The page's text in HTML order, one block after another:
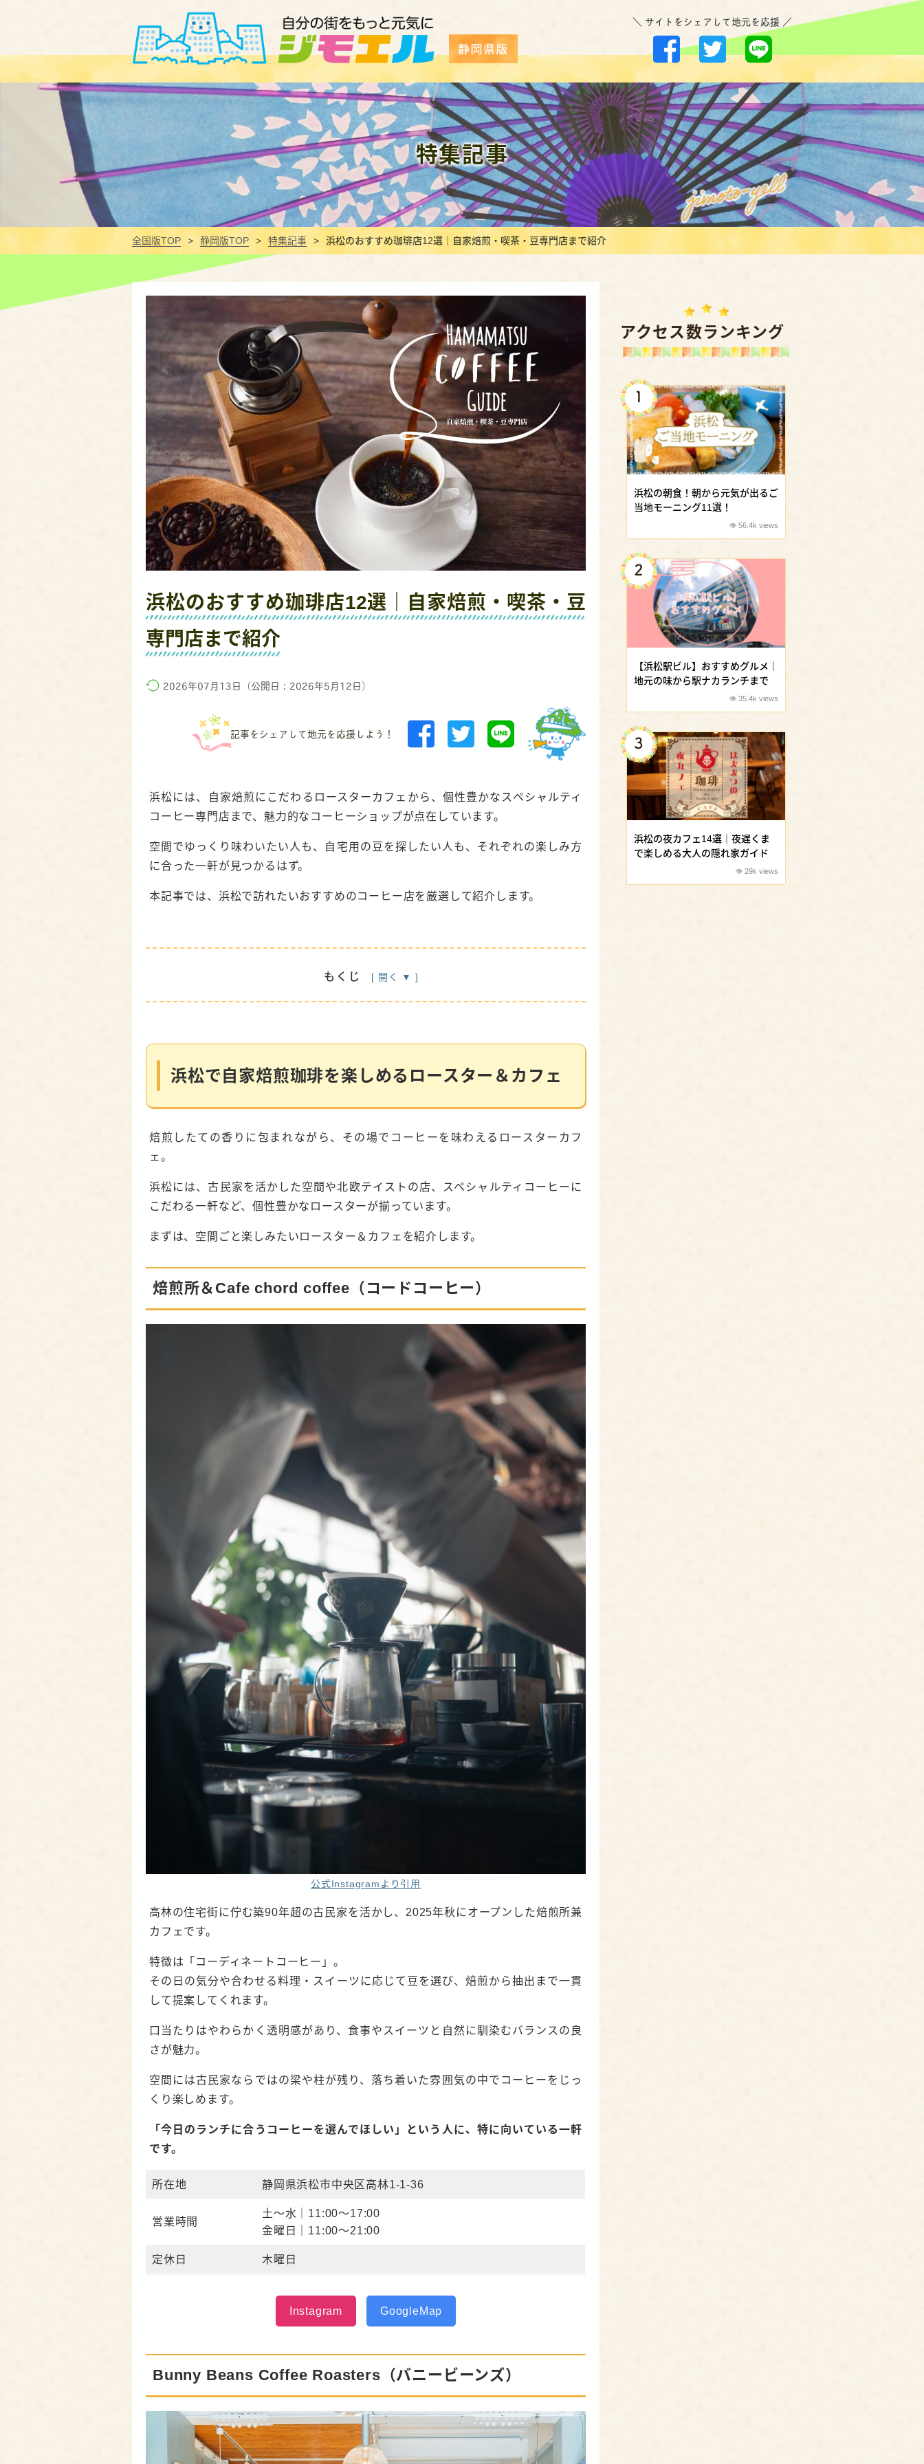
＼ サイトをシェアして地元を応援 ／
特集記事
全国版TOP 静岡版TOP 特集記事 浜松のおすすめ珈琲店12選｜自家焙煎・喫茶・豆専門店まで紹介
浜松のおすすめ珈琲店12選｜自家焙煎・喫茶・豆
専門店まで紹介
2026年07月13日（公開日：2026年5月12日）
記事をシェアして地元を応援しよう！
浜松には、自家焙煎にこだわるロースターカフェから、個性豊かなスペシャルティ
コーヒー専門店まで、魅力的なコーヒーショップが点在しています。
空間でゆっくり味わいたい人も、自宅用の豆を探したい人も、それぞれの楽しみ方
に合った一軒が見つかるはず。
本記事では、浜松で訪れたいおすすめのコーヒー店を厳選して紹介します。
もくじ
焙煎所＆Cafe chord coffee（コードコーヒー）
Bunny Beans Coffee Roasters（バニービーンズ）
自家焙煎珈琲店 まるたけ堂珈琲
浜松で珈琲豆を買いたい人におすすめの専門店
スペシャルティコーヒー専門店 香茶屋
焙煎屋
くらや珈琲店
Fourth dimension coffee（フォースディメンション）
TRANSIT COFFEE ROASTERS 卸本町店（トランジット）
まとめ｜浜松でお気に入りの珈琲店を見つけよう
浜松で自家焙煎珈琲を楽しめるロースター＆カフェ
焙煎したての香りに包まれながら、その場でコーヒーを味わえるロースターカフ
ェ。
浜松には、古民家を活かした空間や北欧テイストの店、スペシャルティコーヒーに
こだわる一軒など、個性豊かなロースターが揃っています。
まずは、空間ごと楽しみたいロースター＆カフェを紹介します。
焙煎所＆Cafe chord coffee（コードコーヒー）
公式Instagramより引用
高林の住宅街に佇む築90年超の古民家を活かし、2025年秋にオープンした焙煎所兼
カフェです。
特徴は「コーディネートコーヒー」。
その日の気分や合わせる料理・スイーツに応じて豆を選び、焙煎から抽出まで一貫
して提案してくれます。
口当たりはやわらかく透明感があり、食事やスイーツと自然に馴染むバランスの良
さが魅力。
空間には古民家ならではの梁や柱が残り、落ち着いた雰囲気の中でコーヒーをじっ
くり楽しめます。
「今日のランチに合うコーヒーを選んでほしい」という人に、特に向いている一軒
です。
所在地 静岡県浜松市中央区高林1-1-36
営業時間
土～水｜11:00～17:00
金曜日｜11:00～21:00
定休日 木曜日
Instagram GoogleMap
Bunny Beans Coffee Roasters（バニービーンズ）
アクセス数ランキング
浜松の朝食！朝から元気が出るご
当地モーニング11選！
56.4k views
【浜松駅ビル】おすすめグルメ｜
地元の味から駅ナカランチまで
35.4k views
浜松の夜カフェ14選｜夜遅くま
で楽しめる大人の隠れ家ガイド
29k views